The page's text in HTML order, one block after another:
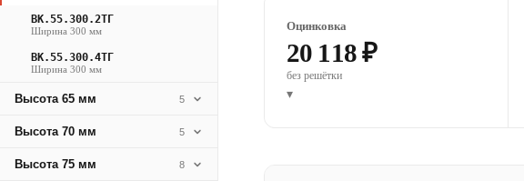
ВК.55.300.2ТГ
Ширина 300 мм
ВК.55.300.4ТГ
Ширина 300 мм
Высота 65 мм 5
Высота 70 мм 5
Высота 75 мм 8
Оцинковка
20 118 ₽
без решётки
▾